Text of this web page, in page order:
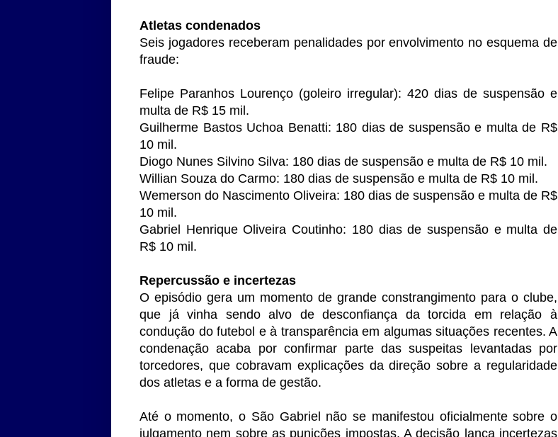
Atletas condenados
Seis jogadores receberam penalidades por envolvimento no esquema de
fraude:
Felipe Paranhos Lourenço (goleiro irregular): 420 dias de suspensão e
multa de R$ 15 mil.
Guilherme Bastos Uchoa Benatti: 180 dias de suspensão e multa de R$
10 mil.
Diogo Nunes Silvino Silva: 180 dias de suspensão e multa de R$ 10 mil.
Willian Souza do Carmo: 180 dias de suspensão e multa de R$ 10 mil.
Wemerson do Nascimento Oliveira: 180 dias de suspensão e multa de R$
10 mil.
Gabriel Henrique Oliveira Coutinho: 180 dias de suspensão e multa de
R$ 10 mil.
Repercussão e incertezas
O episódio gera um momento de grande constrangimento para o clube,
que já vinha sendo alvo de desconfiança da torcida em relação à
condução do futebol e à transparência em algumas situações recentes. A
condenação acaba por confirmar parte das suspeitas levantadas por
torcedores, que cobravam explicações da direção sobre a regularidade
dos atletas e a forma de gestão.
Até o momento, o São Gabriel não se manifestou oficialmente sobre o
julgamento nem sobre as punições impostas. A decisão lança incertezas